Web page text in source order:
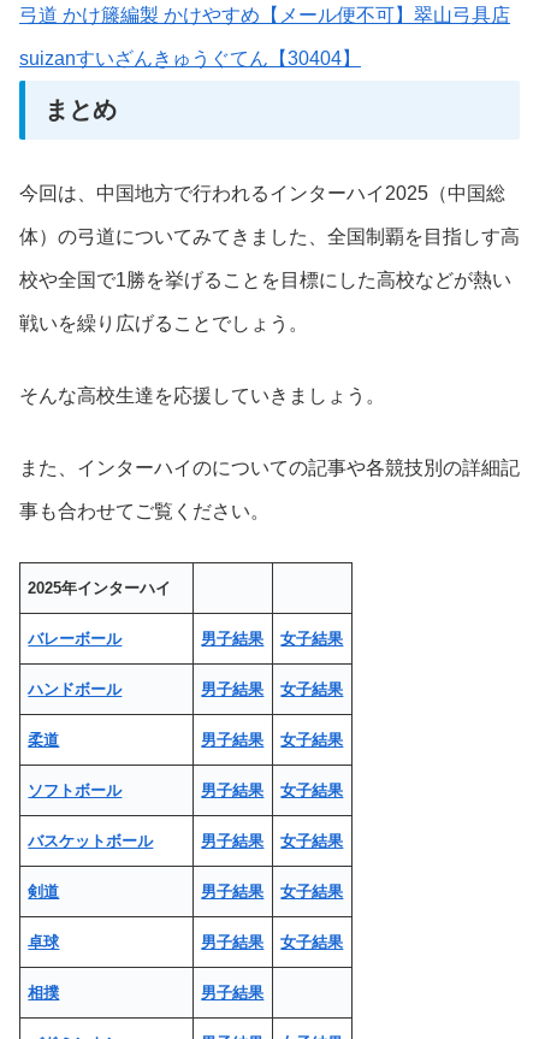
弓道 かけ籐編製 かけやすめ【メール便不可】翠山弓具店
suizanすいざんきゅうぐてん【30404】
まとめ
今回は、中国地方で行われるインターハイ2025（中国総
体）の弓道についてみてきました、全国制覇を目指しす高
校や全国で1勝を挙げることを目標にした高校などが熱い
戦いを繰り広げることでしょう。
そんな高校生達を応援していきましょう。
また、インターハイのについての記事や各競技別の詳細記
事も合わせてご覧ください。
2025年インターハイ
バレーボール 男子結果 女子結果
ハンドボール 男子結果 女子結果
柔道 男子結果 女子結果
ソフトボール 男子結果 女子結果
バスケットボール 男子結果 女子結果
剣道 男子結果 女子結果
卓球 男子結果 女子結果
相撲 男子結果